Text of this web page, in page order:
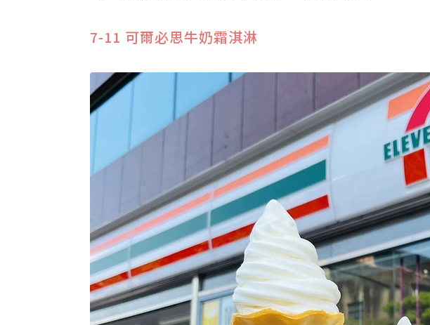
7-11 可爾必思牛奶霜淇淋